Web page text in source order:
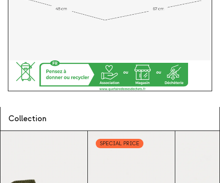
Collection
SPECIAL PRICE